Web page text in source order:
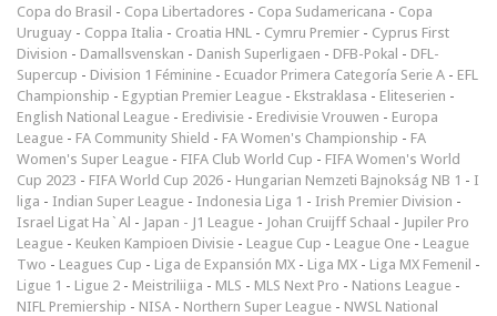
Copa do Brasil - Copa Libertadores - Copa Sudamericana - Copa
Uruguay - Coppa Italia - Croatia HNL - Cymru Premier - Cyprus First
Division - Damallsvenskan - Danish Superligaen - DFB-Pokal - DFL-
Supercup - Division 1 Féminine - Ecuador Primera Categoría Serie A - EFL
Championship - Egyptian Premier League - Ekstraklasa - Eliteserien -
English National League - Eredivisie - Eredivisie Vrouwen - Europa
League - FA Community Shield - FA Women's Championship - FA
Women's Super League - FIFA Club World Cup - FIFA Women's World
Cup 2023 - FIFA World Cup 2026 - Hungarian Nemzeti Bajnokság NB 1 - I
liga - Indian Super League - Indonesia Liga 1 - Irish Premier Division -
Israel Ligat Ha`Al - Japan - J1 League - Johan Cruijff Schaal - Jupiler Pro
League - Keuken Kampioen Divisie - League Cup - League One - League
Two - Leagues Cup - Liga de Expansión MX - Liga MX - Liga MX Femenil -
Ligue 1 - Ligue 2 - Meistriliiga - MLS - MLS Next Pro - Nations League -
NIFL Premiership - NISA - Northern Super League - NWSL National